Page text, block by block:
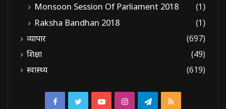
Monsoon Session Of Parliament 2018
(1)
Raksha Bandhan 2018
(1)
व्यापार
(697)
शिक्षा
(49)
स्वास्थ्य
(619)
FacebookTwitterYouTubeInstagramTelegram
RSS